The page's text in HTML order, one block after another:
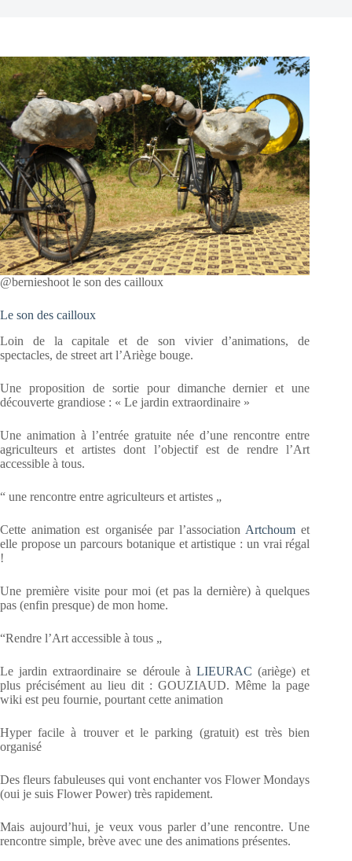
@bernieshoot le son des cailloux
Le son des cailloux
Loin de la capitale et de son vivier d’animations, de
spectacles, de street art l’Ariège bouge.
Une proposition de sortie pour dimanche dernier et une
découverte grandiose : « Le jardin extraordinaire »
Une animation à l’entrée gratuite née d’une rencontre entre
agriculteurs et artistes dont l’objectif est de rendre l’Art
accessible à tous.
“ une rencontre entre agriculteurs et artistes „
Cette animation est organisée par l’association Artchoum et
elle propose un parcours botanique et artistique : un vrai régal
!
Une première visite pour moi (et pas la dernière) à quelques
pas (enfin presque) de mon home.
“Rendre l’Art accessible à tous „
Le jardin extraordinaire se déroule à LIEURAC (ariège) et
plus précisément au lieu dit : GOUZIAUD. Même la page
wiki est peu fournie, pourtant cette animation
Hyper facile à trouver et le parking (gratuit) est très bien
organisé
Des fleurs fabuleuses qui vont enchanter vos Flower Mondays
(oui je suis Flower Power) très rapidement.
Mais aujourd’hui, je veux vous parler d’une rencontre. Une
rencontre simple, brève avec une des animations présentes.